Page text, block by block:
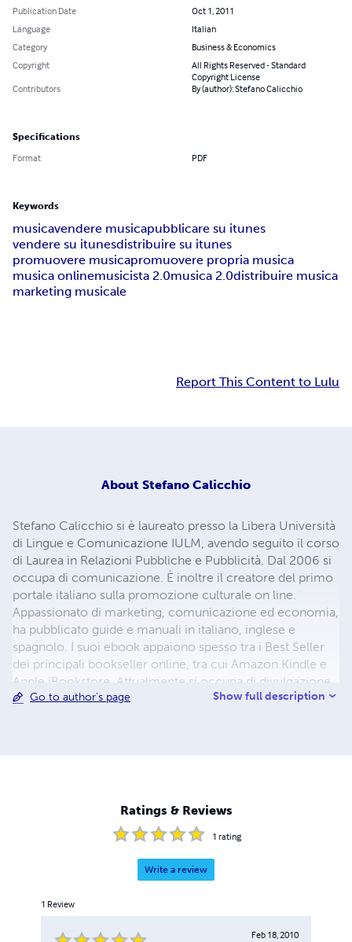
Publication Date
Oct 1, 2011
Language
Italian
Category
Business & Economics
Copyright
All Rights Reserved - Standard
Copyright License
Contributors
By (author): Stefano Calicchio
Specifications
Format PDF
Keywords
musicavendere musicapubblicare su itunes
vendere su itunesdistribuire su itunes
promuovere musicapromuovere propria musica
musica onlinemusicista 2.0musica 2.0distribuire musica
marketing musicale
Report This Content to Lulu
About Stefano Calicchio
Stefano Calicchio si è laureato presso la Libera Università
di Lingue e Comunicazione IULM, avendo seguito il corso
di Laurea in Relazioni Pubbliche e Pubblicità. Dal 2006 si
occupa di comunicazione. È inoltre il creatore del primo
portale italiano sulla promozione culturale on line.
Appassionato di marketing, comunicazione ed economia,
ha pubblicato guide e manuali in italiano, inglese e
spagnolo. I suoi ebook appaiono spesso tra i Best Seller
dei principali bookseller online, tra cui Amazon Kindle e
Apple iBookstore. Attualmente si occupa di divulgazione
scientifica indipendente come fautore di un approccio
Go to author's page Show full description
Ratings & Reviews
1 rating
Write a review
1 Review
Feb 18, 2010